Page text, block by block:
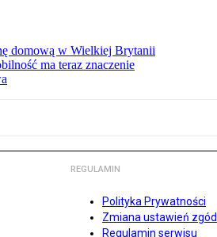
domową w Wielkiej Brytanii
ma teraz znaczenie
REGULAMIN
Polityka Prywatności
Zmiana ustawień zgód
Regulamin serwisu